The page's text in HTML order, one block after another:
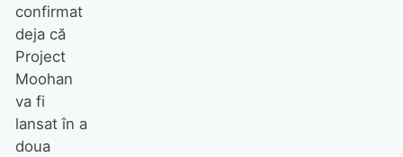
confirmat
deja că
Project
Moohan
va fi
lansat în a
doua